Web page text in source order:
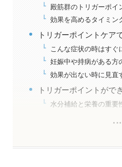
殿筋群のトリガーポイ
効果を高めるタイミン
トリガーポイントケア
こんな症状の時はすぐ
妊娠中や持病がある方
効果が出ない時に見直
トリガーポイントがで
水分補給と栄養の重要